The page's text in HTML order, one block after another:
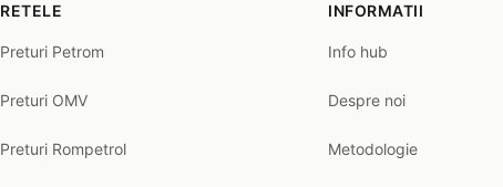
RETELE
Preturi Petrom
Preturi OMV
Preturi Rompetrol
INFORMATII
Info hub
Despre noi
Metodologie